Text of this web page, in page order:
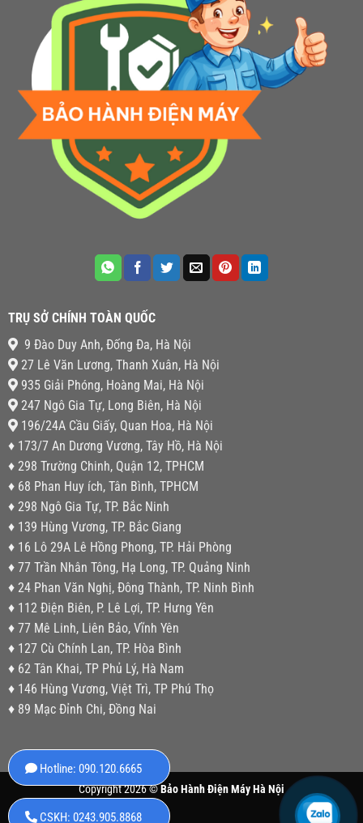
TRỤ SỞ CHÍNH TOÀN QUỐC
9 Đào Duy Anh, Đống Đa, Hà Nội
27 Lê Văn Lương, Thanh Xuân, Hà Nội
935 Giải Phóng, Hoàng Mai, Hà Nội
247 Ngô Gia Tự, Long Biên, Hà Nội
196/24A Cầu Giấy, Quan Hoa, Hà Nội
♦ 173/7 An Dương Vương, Tây Hồ, Hà Nội
♦ 298 Trường Chinh, Quận 12, TPHCM
♦ 68 Phan Huy ích, Tân Bình, TPHCM
♦ 298 Ngô Gia Tự, TP. Bắc Ninh
♦ 139 Hùng Vương, TP. Bắc Giang
♦ 16 Lô 29A Lê Hồng Phong, TP. Hải Phòng
♦ 77 Trần Nhân Tông, Hạ Long, TP. Quảng Ninh
♦ 24 Phan Văn Nghị, Đông Thành, TP. Ninh Bình
♦ 112 Điện Biên, P. Lê Lợi, TP. Hưng Yên
♦ 77 Mê Linh, Liên Bảo, Vĩnh Yên
♦ 127 Cù Chính Lan, TP. Hòa Bình
♦ 62 Tân Khai, TP Phủ Lý, Hà Nam
♦ 146 Hùng Vương, Việt Trì, TP Phú Thọ
♦ 89 Mạc Đỉnh Chi, Đồng Nai
Copyright 2026 ©Bảo Hành Điện Máy Hà Nội
Hotline: 090.120.6665
CSKH: 0243.905.8868